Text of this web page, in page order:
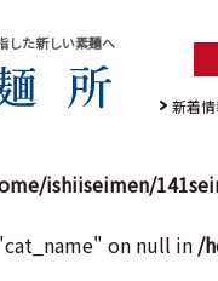
した新しい素麺へ
新着
ishiiseimen/
on null in /